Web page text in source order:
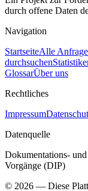
durch offene Daten
Navigation
StartseiteAlle
durchsuchen
GlossarÜber uns
Rechtliches
Impressum
Datenquelle
Dokumentations-
Vorgänge (DIP)
© 2026 — Diese